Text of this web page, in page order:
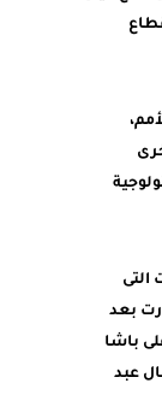
التى
بعد
باشا
عبد